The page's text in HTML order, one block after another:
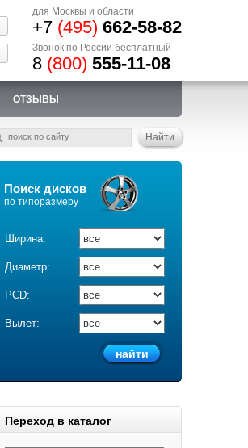
для Москвы и области
+7 (495) 662-58-82
Звонок по России бесплатный
8 (800) 555-11-08
ОТЗЫВЫ
Поиск дисков
по типоразмеру
Ширина:
Диаметр:
PCD:
Вылет:
Переход в каталог